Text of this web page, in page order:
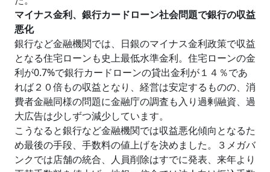
マイナス金利、銀行カードローン社会問題で銀行の収益
悪化
銀行など金融機関では、日銀のマイナス金利政策で収益
となる住宅ローンも史上最低水準金利。住宅ローンの金
利が0.7%で銀行カードローンの貸出金利が１４％であ
れば２０倍もの収益となり、経営は安定するものの、消
費者金融同様の問題に金融庁の調査も入り過剰融資、過
大広告は少しずつ減少しています。
こうなると銀行など金融機関では収益悪化傾向となるた
め最後の手段、手数料の値上げを決めました。３メガバ
ンクでは店舗の統合、人員削除はすでに発表、来年より